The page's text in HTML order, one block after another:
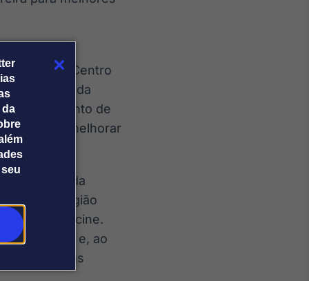
pacientes
do Centro
Center da
o tratamento de
poderiam melhorar
e eficaz da
cirurgião
WVU Medicine.
resultados e, ao
das